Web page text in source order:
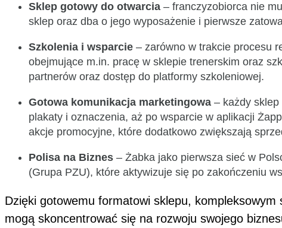
Sklep gotowy do otwarcia – franczyzobiorca nie
sklep oraz dba o jego wyposażenie i pierwsze
Szkolenia i wsparcie – zarówno w trakcie procesu
obejmujące m.in. pracę w sklepie trenerskim oraz
partnerów oraz dostęp do platformy szkoleniowej.
Gotowa komunikacja marketingowa – każdy sklep
plakaty i oznaczenia, aż po wsparcie w aplikacji
akcje promocyjne, które dodatkowo zwiększają
Polisa na Biznes – Żabka jako pierwsza sieć w
(Grupa PZU), które aktywizuje się po zakończeniu
Dzięki gotowemu formatowi sklepu,
mogą skoncentrować się na rozwoju swojego